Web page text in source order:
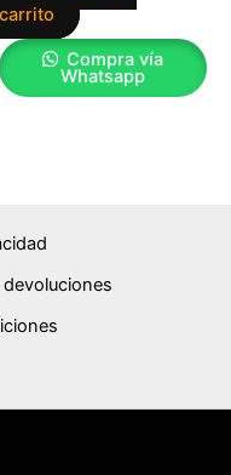
carrito
Compra vía
Whatsapp